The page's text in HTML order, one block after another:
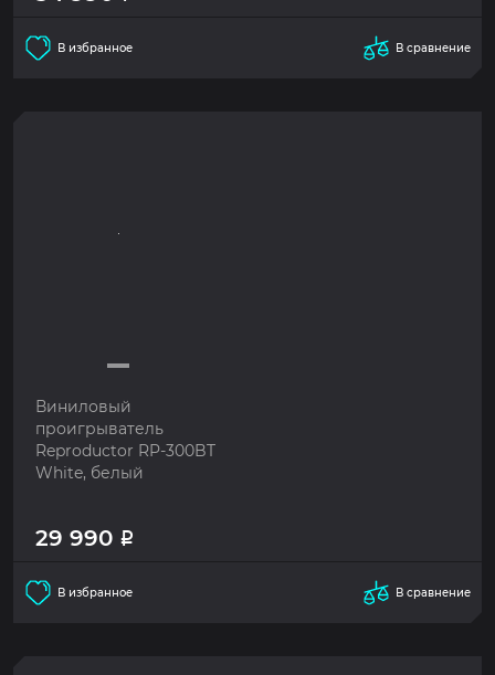
В избранное В сравнение
В избранное В сравнение
Виниловый
проигрыватель
Reproductor RP-300BT
White, белый
29 990 Р